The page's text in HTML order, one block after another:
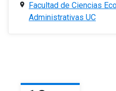
Facultad de Ciencias
Administrativas UC